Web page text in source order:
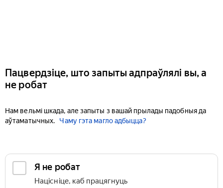
Пацвердзіце, што запыты адпраўлялі вы, а
не робат
Нам вельмі шкада, але запыты з вашай прылады падобныя да
аўтаматычных.
Чаму гэта магло адбыцца?
Я не робат
Націсніце, каб працягнуць